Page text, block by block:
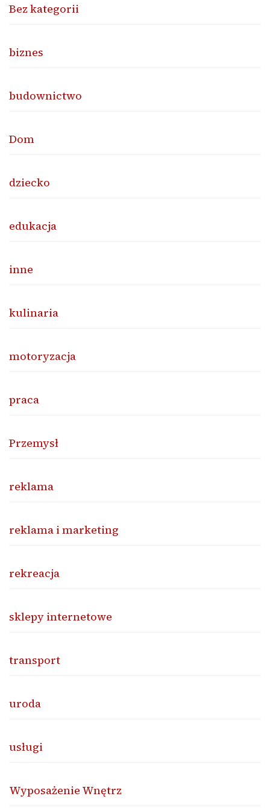
Bez kategorii
biznes
budownictwo
Dom
dziecko
edukacja
inne
kulinaria
motoryzacja
praca
Przemysł
reklama
reklama i marketing
rekreacja
sklepy internetowe
transport
uroda
usługi
Wyposażenie Wnętrz